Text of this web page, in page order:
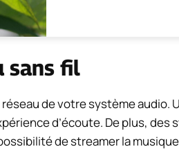
sans fil
réseau de votre système
d’écoute. De plus, des
de streamer la